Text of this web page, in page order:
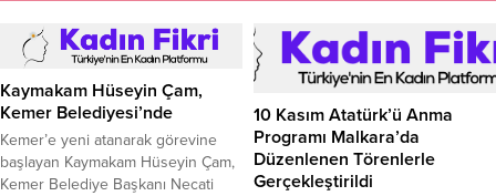
Kaymakam Hüseyin Çam,
Kemer Belediyesi’nde
Kemer’e yeni atanarak görevine
başlayan Kaymakam Hüseyin Çam,
Kemer Belediye Başkanı Necati
10 Kasım Atatürk’ü Anma
Programı Malkara’da
Düzenlenen Törenlerle
Gerçekleştirildi